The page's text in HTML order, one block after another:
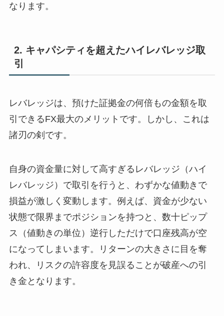
なります。
2. キャパシティを超えたハイレバレッジ取
引
レバレッジは、預けた証拠金の何倍もの金額を取
引できるFX最大のメリットです。しかし、これは
諸刃の剣です。
自身の資金量に対して高すぎるレバレッジ（ハイ
レバレッジ）で取引を行うと、わずかな値動きで
損益が激しく変動します。例えば、資金が少ない
状態で限界までポジションを持つと、数十ピップ
ス（値動きの単位）逆行しただけで口座残高が空
になってしまいます。リターンの大きさに目を奪
われ、リスクの許容度を見誤ることが破産への引
き金となります。